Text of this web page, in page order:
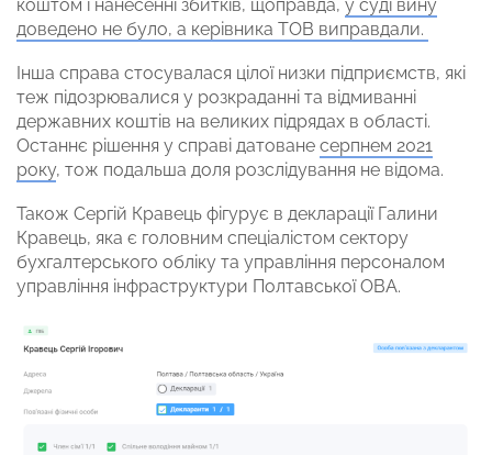
коштом і нанесенні збитків, щоправда, у суді вину
доведено не було, а керівника ТОВ виправдали.
Інша справа стосувалася цілої низки підприємств, які
теж підозрювалися у розкраданні та відмиванні
державних коштів на великих підрядах в області.
Останнє рішення у справі датоване серпнем 2021
року, тож подальша доля розслідування не відома.
Також Сергій Кравець фігурує в декларації Галини
Кравець, яка є головним спеціалістом сектору
бухгалтерського обліку та управління персоналом
управління інфраструктури Полтавської ОВА.